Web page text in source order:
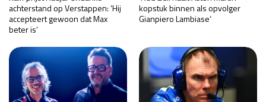
achterstand op Verstappen: ‘Hij
accepteert gewoon dat Max
beter is’
kopstuk binnen als opvolger
Gianpiero Lambiase’